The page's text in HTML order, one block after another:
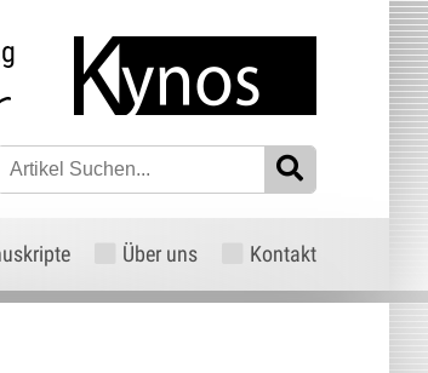
Über uns Kontakt